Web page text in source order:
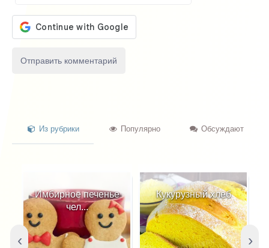
Из рубрики Популярно Обсуждают
Имбирное печенье
чел...
Кукурузный хлеб
‹ ›